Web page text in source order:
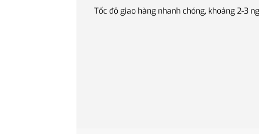
Tốc độ giao hàng nhanh chóng, khoảng 2-3